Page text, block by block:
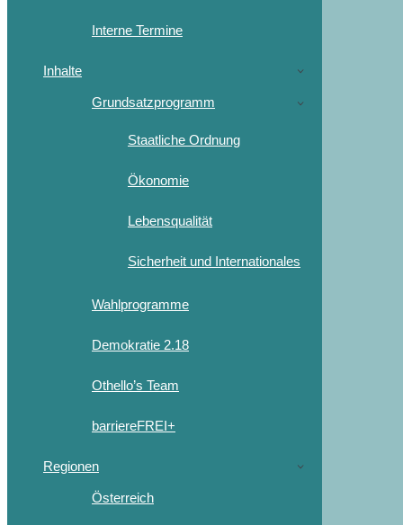
Interne Termine
Inhalte
Grundsatzprogramm
Staatliche Ordnung
Ökonomie
Lebensqualität
Sicherheit und Internationales
Wahlprogramme
Demokratie 2.18
Othello’s Team
barriereFREI+
Regionen
Österreich